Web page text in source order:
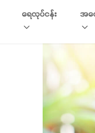
ရေလုပ်ငန်း အ